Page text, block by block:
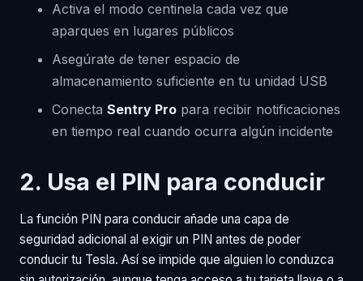
Activa el modo centinela cada vez que
aparques en lugares públicos
Asegúrate de tener espacio de
almacenamiento suficiente en tu unidad USB
Conecta Sentry Pro para recibir notificaciones
en tiempo real cuando ocurra algún incidente
2. Usa el PIN para conducir
La función PIN para conducir añade una capa de
seguridad adicional al exigir un PIN antes de poder
conducir tu Tesla. Así se impide que alguien lo conduzca